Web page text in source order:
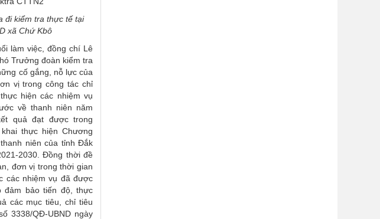
đi kiểm tra thực tế tại
xã Chứ Kbô
làm việc, đồng chí Lê
Trưởng đoàn kiểm tra
cố gắng, nỗ lực của
vị trong công tác chỉ
hiện các nhiệm vụ
về thanh niên năm
quả đạt được trong
thực hiện Chương
niên của tỉnh Đắk
2030. Đồng thời đề
đơn vị trong thời gian
các nhiệm vụ đã được
đảm bảo tiến độ, thực
các mục tiêu, chỉ tiêu
3338/QĐ-UBND ngày